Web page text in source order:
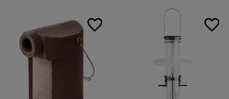
favorite_border favorite_border